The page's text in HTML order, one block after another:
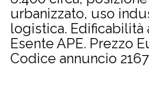
urbanizzato, uso
logistica. Edificabilità
Esente APE. Prezzo
Codice annuncio